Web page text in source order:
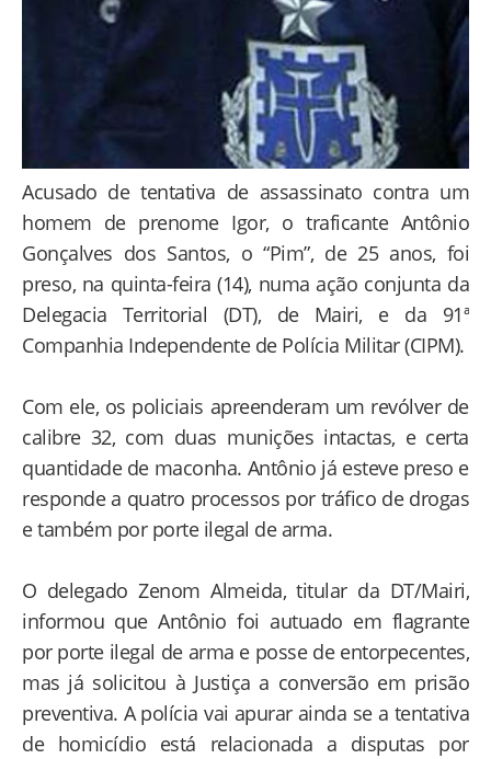
Acusado de tentativa de assassinato contra um
homem de prenome Igor, o traficante Antônio
Gonçalves dos Santos, o “Pim”, de 25 anos, foi
preso, na quinta-feira (14), numa ação conjunta da
Delegacia Territorial (DT), de Mairi, e da 91ª
Companhia Independente de Polícia Militar (CIPM).
Com ele, os policiais apreenderam um revólver de
calibre 32, com duas munições intactas, e certa
quantidade de maconha. Antônio já esteve preso e
responde a quatro processos por tráfico de drogas
e também por porte ilegal de arma.
O delegado Zenom Almeida, titular da DT/Mairi,
informou que Antônio foi autuado em flagrante
por porte ilegal de arma e posse de entorpecentes,
mas já solicitou à Justiça a conversão em prisão
preventiva. A polícia vai apurar ainda se a tentativa
de homicídio está relacionada a disputas por